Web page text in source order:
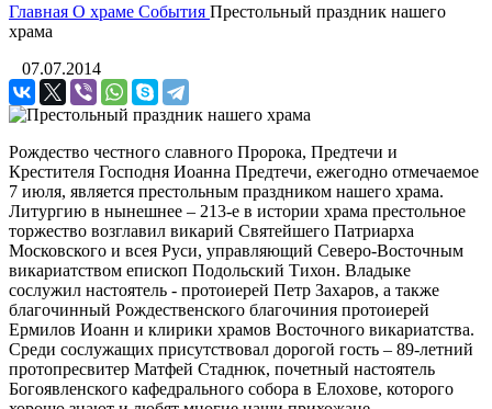
Главная О храме События Престольный праздник нашего
храма
07.07.2014
Рождество честного славного Пророка, Предтечи и
Крестителя Господня Иоанна Предтечи, ежегодно отмечаемое
7 июля, является престольным праздником нашего храма.
Литургию в нынешнее – 213-е в истории храма престольное
торжество возглавил викарий Святейшего Патриарха
Московского и всея Руси, управляющий Северо-Восточным
викариатством епископ Подольский Тихон. Владыке
сослужил настоятель - протоиерей Петр Захаров, а также
благочинный Рождественского благочиния протоиерей
Ермилов Иоанн и клирики храмов Восточного викариатства.
Среди сослужащих присутствовал дорогой гость – 89-летний
протопресвитер Матфей Стаднюк, почетный настоятель
Богоявленского кафедрального собора в Елохове, которого